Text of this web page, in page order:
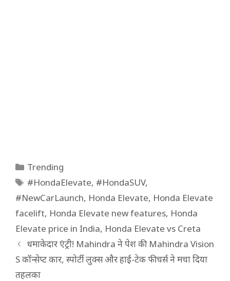
Categories
Trending
Tags
#HondaElevate, #HondaSUV,
#NewCarLaunch, Honda Elevate, Honda Elevate
facelift, Honda Elevate new features, Honda
Elevate price in India, Honda Elevate vs Creta
धमाकेदार एंट्री! Mahindra ने पेश की Mahindra Vision
S कॉन्सेप्ट कार, स्पोर्टी लुक्स और हाई-टेक फीचर्स ने मचा दिया
तहलका